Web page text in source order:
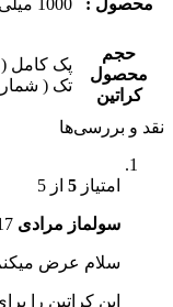
حجم
محصول
کراتین
تک ( شماره 2 )، ماسک بعد (
نقد و بررسی‌ها
امتیاز 5 از 5
سولماز مرادی 17 خرداد
سلام عرض
این کراتین را